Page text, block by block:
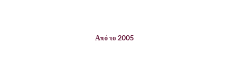
Από το 2005